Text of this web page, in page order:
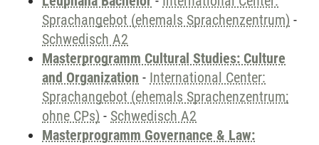
Sprachangebot (ehemals Sprachenzentrum) -
Schwedisch A2
Masterprogramm Cultural Studies: Culture
and Organization - International Center:
Sprachangebot (ehemals Sprachenzentrum;
ohne CPs) - Schwedisch A2
Masterprogramm Governance & Law: